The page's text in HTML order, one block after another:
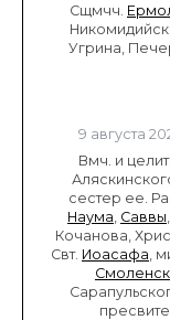
Сщмчч.
Угрина,
9 августа
Вмч. и
сестер ее.
Наума Саввы
Кочанова,
Свт. Иоасафа ,